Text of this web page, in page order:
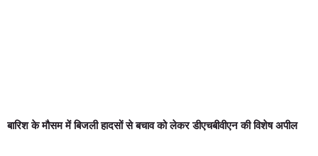
बारिश के मौसम में बिजली हादसों से बचाव को लेकर डीएचबीवीएन की विशेष अपील